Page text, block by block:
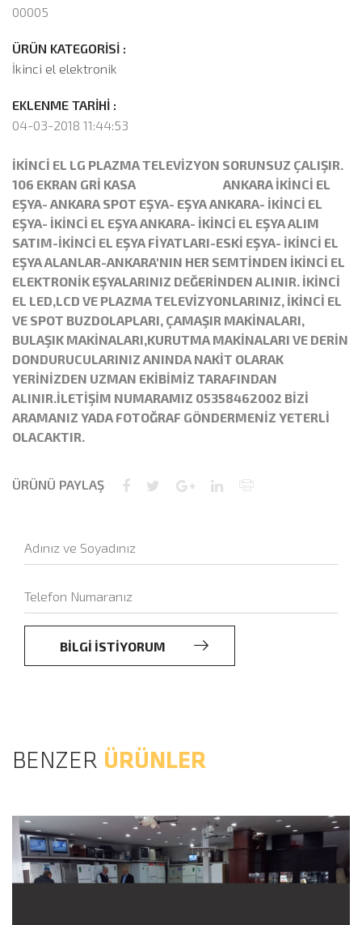
00005
ÜRÜN KATEGORİSİ :
İkinci el elektronik
EKLENME TARİHİ :
04-03-2018 11:44:53
İKİNCİ EL LG PLAZMA TELEVİZYON SORUNSUZ ÇALIŞIR.
106 EKRAN GRİ KASA ANKARA İKİNCİ EL
EŞYA- ANKARA SPOT EŞYA- EŞYA ANKARA- İKİNCİ EL
EŞYA- İKİNCİ EL EŞYA ANKARA- İKİNCİ EL EŞYA ALIM
SATIM-İKİNCİ EL EŞYA FİYATLARI-ESKİ EŞYA- İKİNCİ EL
EŞYA ALANLAR-ANKARA'NIN HER SEMTİNDEN İKİNCİ EL
ELEKTRONİK EŞYALARINIZ DEĞERİNDEN ALINIR. İKİNCİ
EL LED,LCD VE PLAZMA TELEVİZYONLARINIZ, İKİNCİ EL
VE SPOT BUZDOLAPLARI, ÇAMAŞIR MAKİNALARI,
BULAŞIK MAKİNALARI,KURUTMA MAKİNALARI VE DERİN
DONDURUCULARINIZ ANINDA NAKİT OLARAK
YERİNİZDEN UZMAN EKİBİMİZ TARAFINDAN
ALINIR.İLETİŞİM NUMARAMIZ 05358462002 BİZİ
ARAMANIZ YADA FOTOĞRAF GÖNDERMENİZ YETERLİ
OLACAKTIR.
ÜRÜNÜ PAYLAŞ
BİLGİ İSTİYORUM
BENZER ÜRÜNLER